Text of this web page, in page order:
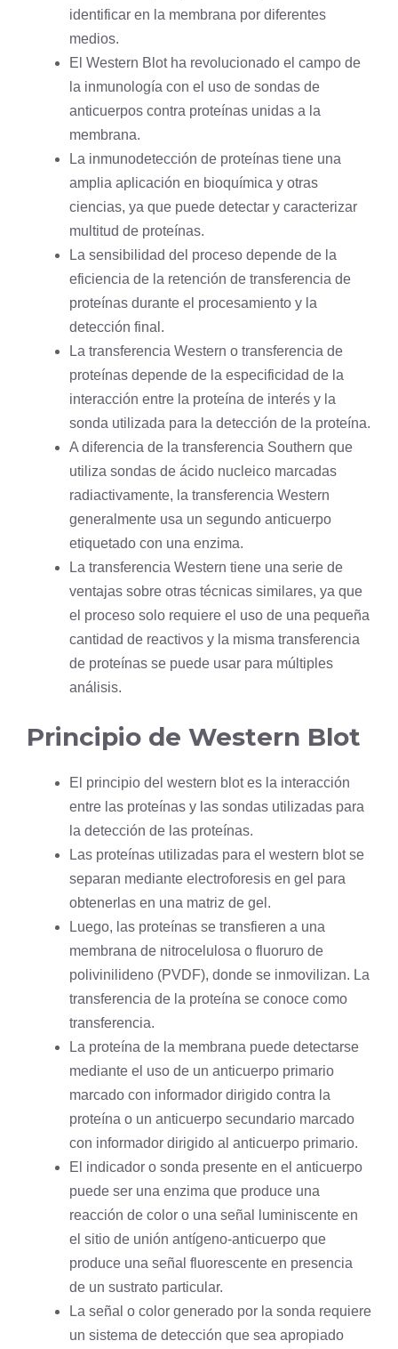
identificar en la membrana por diferentes
medios.
El Western Blot ha revolucionado el campo de
la inmunología con el uso de sondas de
anticuerpos contra proteínas unidas a la
membrana.
La inmunodetección de proteínas tiene una
amplia aplicación en bioquímica y otras
ciencias, ya que puede detectar y caracterizar
multitud de proteínas.
La sensibilidad del proceso depende de la
eficiencia de la retención de transferencia de
proteínas durante el procesamiento y la
detección final.
La transferencia Western o transferencia de
proteínas depende de la especificidad de la
interacción entre la proteína de interés y la
sonda utilizada para la detección de la proteína.
A diferencia de la transferencia Southern que
utiliza sondas de ácido nucleico marcadas
radiactivamente, la transferencia Western
generalmente usa un segundo anticuerpo
etiquetado con una enzima.
La transferencia Western tiene una serie de
ventajas sobre otras técnicas similares, ya que
el proceso solo requiere el uso de una pequeña
cantidad de reactivos y la misma transferencia
de proteínas se puede usar para múltiples
análisis.
Principio de Western Blot
El principio del western blot es la interacción
entre las proteínas y las sondas utilizadas para
la detección de las proteínas.
Las proteínas utilizadas para el western blot se
separan mediante electroforesis en gel para
obtenerlas en una matriz de gel.
Luego, las proteínas se transfieren a una
membrana de nitrocelulosa o fluoruro de
polivinilideno (PVDF), donde se inmovilizan. La
transferencia de la proteína se conoce como
transferencia.
La proteína de la membrana puede detectarse
mediante el uso de un anticuerpo primario
marcado con informador dirigido contra la
proteína o un anticuerpo secundario marcado
con informador dirigido al anticuerpo primario.
El indicador o sonda presente en el anticuerpo
puede ser una enzima que produce una
reacción de color o una señal luminiscente en
el sitio de unión antígeno-anticuerpo que
produce una señal fluorescente en presencia
de un sustrato particular.
La señal o color generado por la sonda requiere
un sistema de detección que sea apropiado